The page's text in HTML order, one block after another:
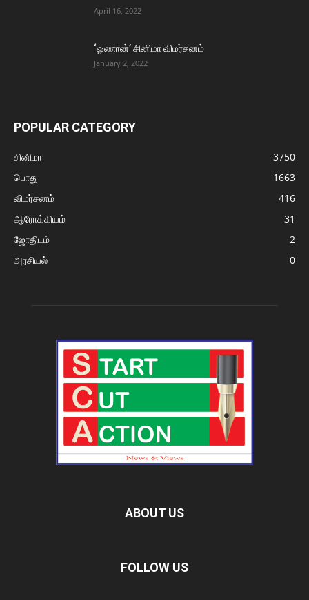
April 16, 2022
‘ஓணான்’ சினிமா விமர்சனம்
January 2, 2022
POPULAR CATEGORY
சினிமா
3750
பொது
1663
விமர்சனம்
416
ஆரோக்கியம்
31
ஜோதிடம்
2
அரசியல்
0
ABOUT US
FOLLOW US